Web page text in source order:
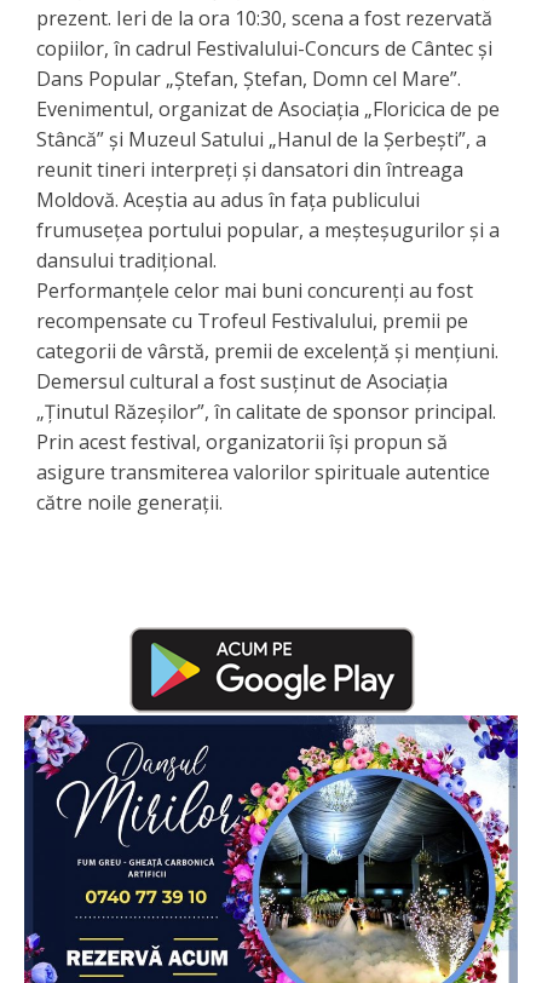
prezent. Ieri de la ora 10:30, scena a fost rezervată
copiilor, în cadrul Festivalului-Concurs de Cântec și
Dans Popular „Ștefan, Ștefan, Domn cel Mare”.
​Evenimentul, organizat de Asociația „Floricica de pe
Stâncă” și Muzeul Satului „Hanul de la Șerbești”, a
reunit tineri interpreți și dansatori din întreaga
Moldovă. Aceștia au adus în fața publicului
frumusețea portului popular, a meșteșugurilor și a
dansului tradițional.
​Performanțele celor mai buni concurenți au fost
recompensate cu Trofeul Festivalului, premii pe
categorii de vârstă, premii de excelență și mențiuni.
Demersul cultural a fost susținut de Asociația
„Ținutul Răzeșilor”, în calitate de sponsor principal.
Prin acest festival, organizatorii își propun să
asigure transmiterea valorilor spirituale autentice
către noile generații.